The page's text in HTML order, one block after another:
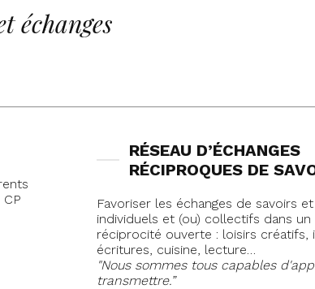
échanges
RÉSEAU D’ÉCHANGES
RÉCIPROQUES DE
Favoriser les échanges de savoirs
individuels et (ou) collectifs dans
réciprocité ouverte : loisirs créatifs,
écritures, cuisine, lecture…
"Nous sommes tous capables
transmettre.”